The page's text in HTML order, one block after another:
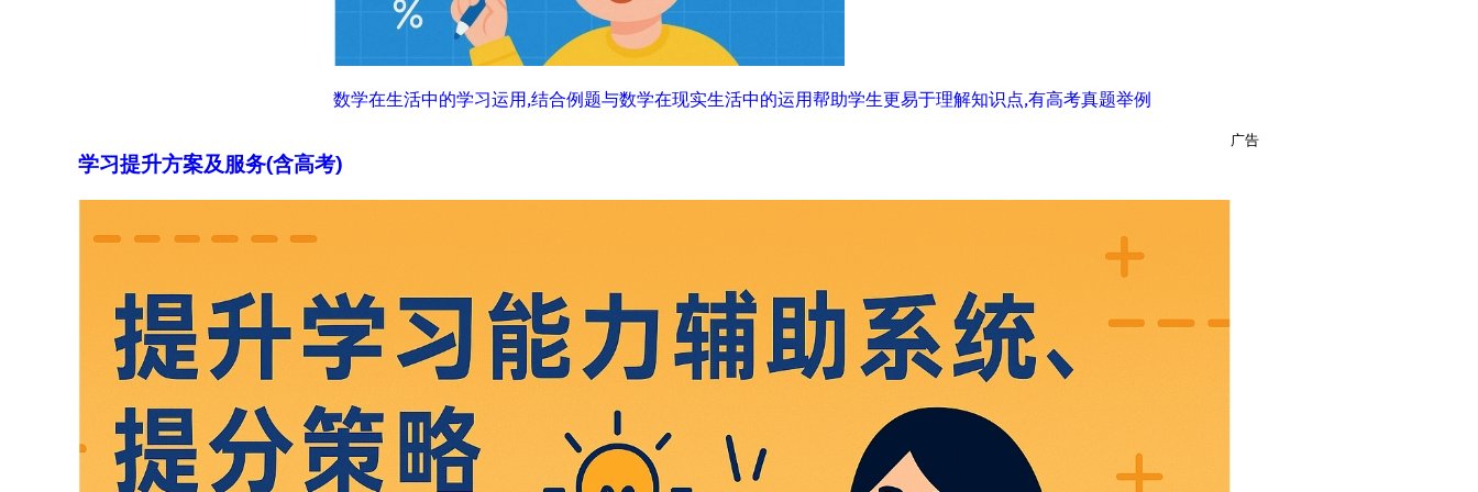
数学在生活中的学习运用,结合例题与数学在现实生活中的运用帮助学生更易于理解知识点,有高考真题举例
学习提升方案及服务(含高考)
广告